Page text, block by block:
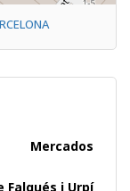
Mercados
Falqués i Urpí